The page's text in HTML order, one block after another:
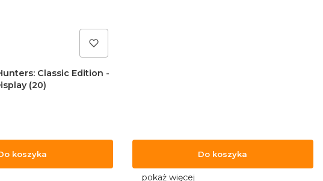
Classic Edition -
(20)
koszyka Do koszyka
pokaż więcej